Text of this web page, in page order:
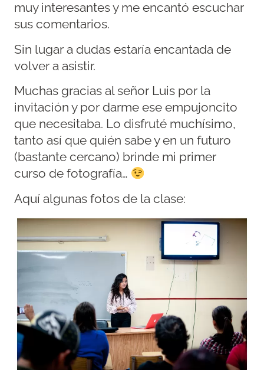
muy interesantes y me encantó escuchar
sus comentarios.
Sin lugar a dudas estaría encantada de
volver a asistir.
Muchas gracias al señor Luis por la
invitación y por darme ese empujoncito
que necesitaba. Lo disfruté muchísimo,
tanto así que quién sabe y en un futuro
(bastante cercano) brinde mi primer
curso de fotografía…
Aquí algunas fotos de la clase: